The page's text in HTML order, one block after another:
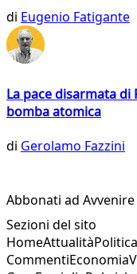
di Eugenio Fatigante
La pace disarmata di
bomba atomica
di Gerolamo Fazzini
Abbonati ad Avvenire
Sezioni del sito
HomeAttualitàPolitica
CommentiEconomia